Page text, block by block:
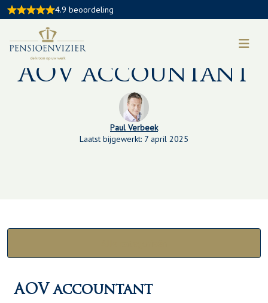
4.9 beoordeling
AOV accountant
Paul Verbeek
Laatst bijgewerkt: 7 april 2025
AOV accountant